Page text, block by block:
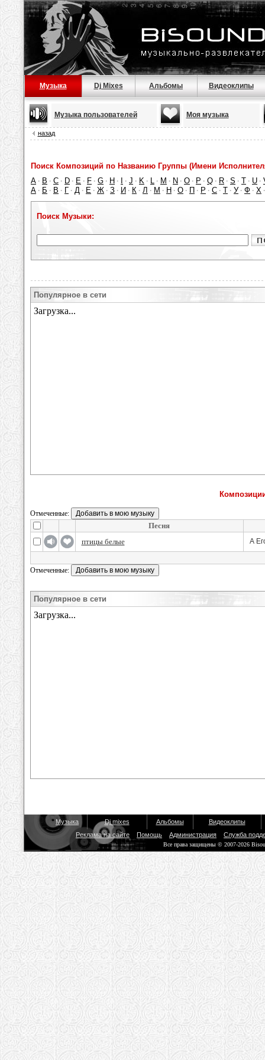
Музыка Dj Mixes Альбомы Видеоклипы
Музыка пользователей Моя музыка
назад
Поиск Композиций по Названию Группы (Имени
A · B · C · D · E · F · G · H · · J · K · L · M · N · O · P · Q · R · S · T · U ·
А · Б · В · Г · Д · Е · Ж · З · И · К · Л · М · Н · О · П · Р · С · Т · У · Ф · Х
Поиск Музыки:
Популярное в сети
Отмеченные:
Песня
птицы белые
А
Отмеченные:
Популярное в сети
Музыка Dj mixes Альбомы
Видеоклипы
Реклама на сайте
Помощь Администрация Служба
Все права защищены © 2007-2026